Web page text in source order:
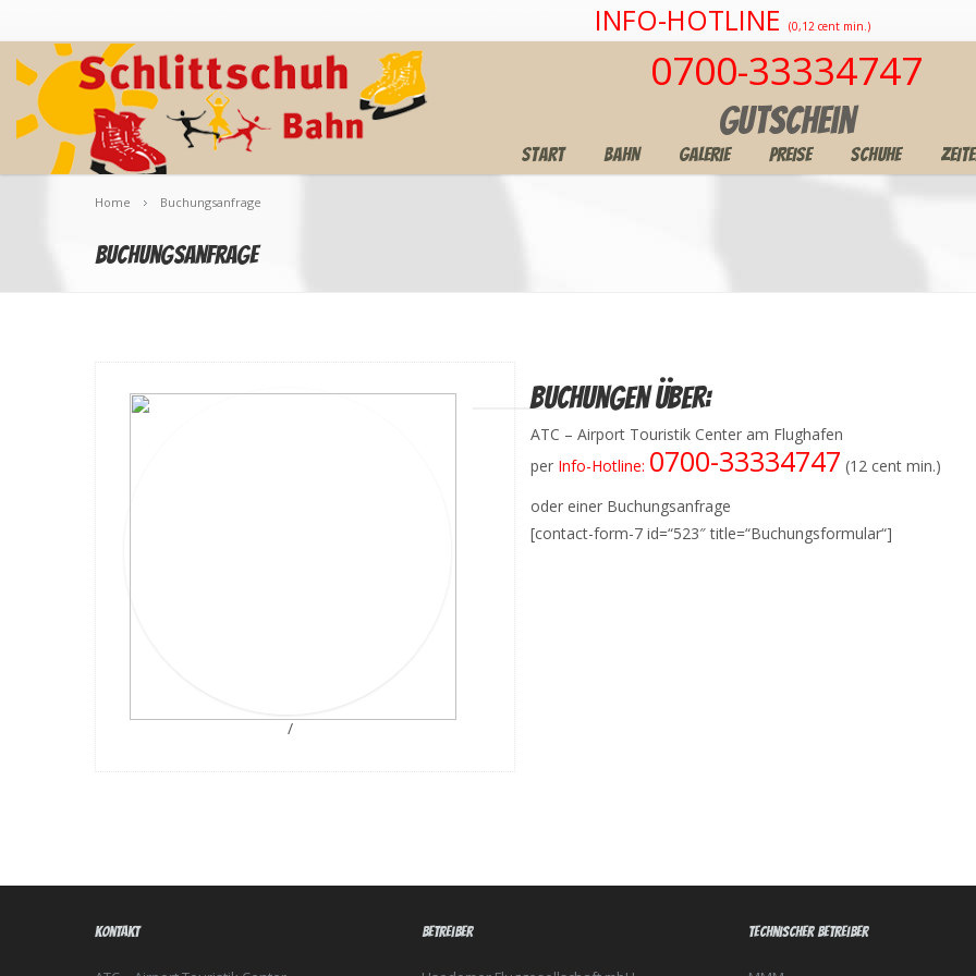
INFO-HOTLINE (0,12 cent min.)
0700-33334747
Gutschein
START BAHN GALERIE PREISE SCHUHE
Home Buchungsanfrage
Buchungsanfrage
/
Buchungen über:
ATC – Airport Touristik Center am Flughafen
per Info-Hotline: 0700-33334747 (12 cent min.)
oder einer Buchungsanfrage
[contact-form-7 id=“523″ title=“Buchungsformular“]
Kontakt Betreiber Technischer Betreiber